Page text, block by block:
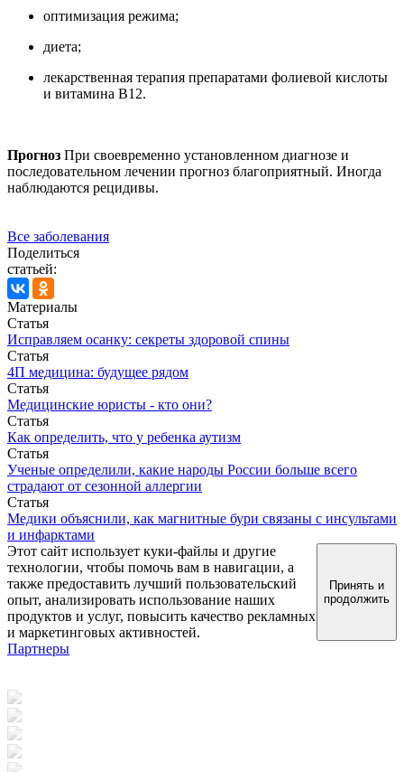
оптимизация режима;
диета;
лекарственная терапия препаратами фолиевой кислоты
и витамина B12.
Прогноз При своевременно установленном диагнозе и
последовательном лечении прогноз благоприятный. Иногда
наблюдаются рецидивы.
Все заболевания
Поделиться
статьей:
Материалы
Статья
Исправляем осанку: секреты здоровой спины
Статья
4П медицина: будущее рядом
Статья
Медицинские юристы - кто они?
Статья
Как определить, что у ребенка аутизм
Статья
Ученые определили, какие народы России больше всего
страдают от сезонной аллергии
Статья
Медики объяснили, как магнитные бури связаны с инсультами
и инфарктами
Этот сайт использует куки-файлы и другие
технологии, чтобы помочь вам в навигации, а
также предоставить лучший пользовательский
опыт, анализировать использование наших
продуктов и услуг, повысить качество рекламных
и маркетинговых активностей.
Принять и
продолжить
Партнеры